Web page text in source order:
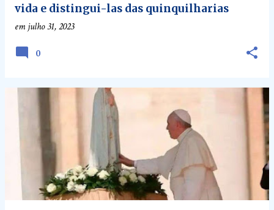
vida e distingui-las das quinquilharias
emjulho 31, 2023
0